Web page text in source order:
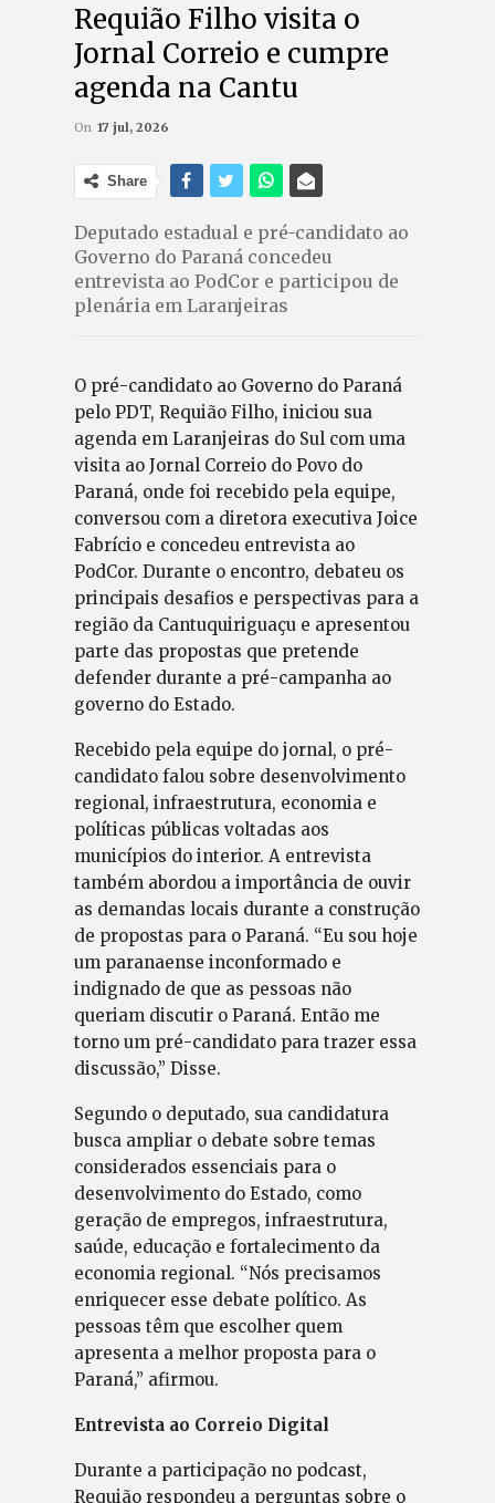
Requião Filho visita o
Jornal Correio e cumpre
agenda na Cantu
On 17 jul, 2026
Share
Deputado estadual e pré-candidato ao
Governo do Paraná concedeu
entrevista ao PodCor e participou de
plenária em Laranjeiras
O pré-candidato ao Governo do Paraná
pelo PDT, Requião Filho, iniciou sua
agenda em Laranjeiras do Sul com uma
visita ao Jornal Correio do Povo do
Paraná, onde foi recebido pela equipe,
conversou com a diretora executiva Joice
Fabrício e concedeu entrevista ao
PodCor. Durante o encontro, debateu os
principais desafios e perspectivas para a
região da Cantuquiriguaçu e apresentou
parte das propostas que pretende
defender durante a pré-campanha ao
governo do Estado.
Recebido pela equipe do jornal, o pré-
candidato falou sobre desenvolvimento
regional, infraestrutura, economia e
políticas públicas voltadas aos
municípios do interior. A entrevista
também abordou a importância de ouvir
as demandas locais durante a construção
de propostas para o Paraná. “Eu sou hoje
um paranaense inconformado e
indignado de que as pessoas não
queriam discutir o Paraná. Então me
torno um pré-candidato para trazer essa
discussão,” Disse.
Segundo o deputado, sua candidatura
busca ampliar o debate sobre temas
considerados essenciais para o
desenvolvimento do Estado, como
geração de empregos, infraestrutura,
saúde, educação e fortalecimento da
economia regional. “Nós precisamos
enriquecer esse debate político. As
pessoas têm que escolher quem
apresenta a melhor proposta para o
Paraná,” afirmou.
Entrevista ao Correio Digital
Durante a participação no podcast,
Requião respondeu a perguntas sobre o